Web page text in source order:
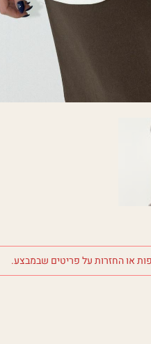
או החזרות על פריטים שבמבצע.